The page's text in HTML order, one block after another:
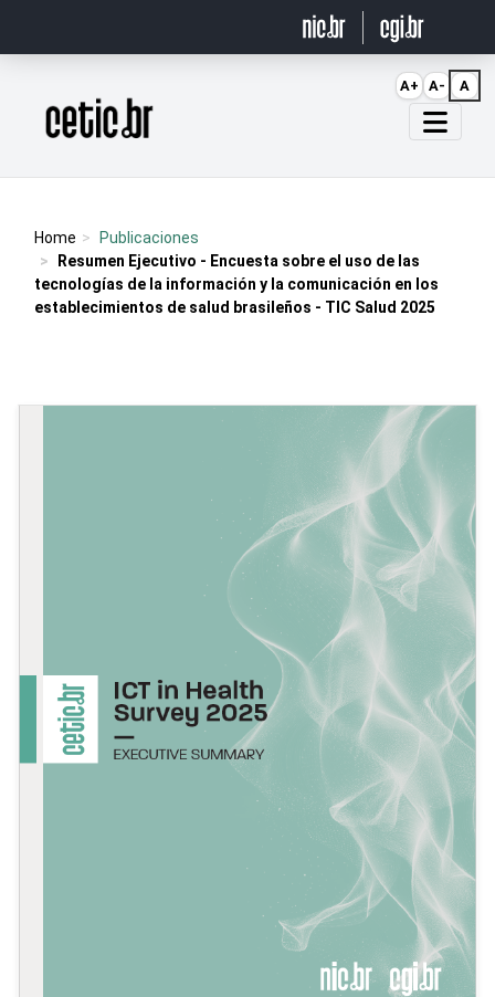
Página inicial
Home
Publicaciones
Resumen Ejecutivo - Encuesta sobre el uso de las
tecnologías de la información y la comunicación en los
establecimientos de salud brasileños - TIC Salud 2025
A+ A- A